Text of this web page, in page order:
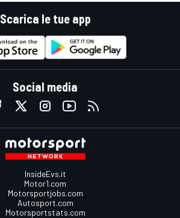
Scarica le tue app
Social media
InsideEvs.it
Motor1.com
Motorsportjobs.com
Autosport.com
Motorsportstats.com